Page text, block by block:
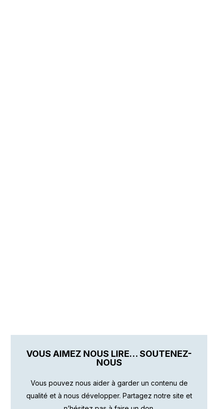
VOUS AIMEZ NOUS LIRE… SOUTENEZ-
NOUS
Vous pouvez nous aider à garder un contenu de
qualité et à nous développer. Partagez notre site et